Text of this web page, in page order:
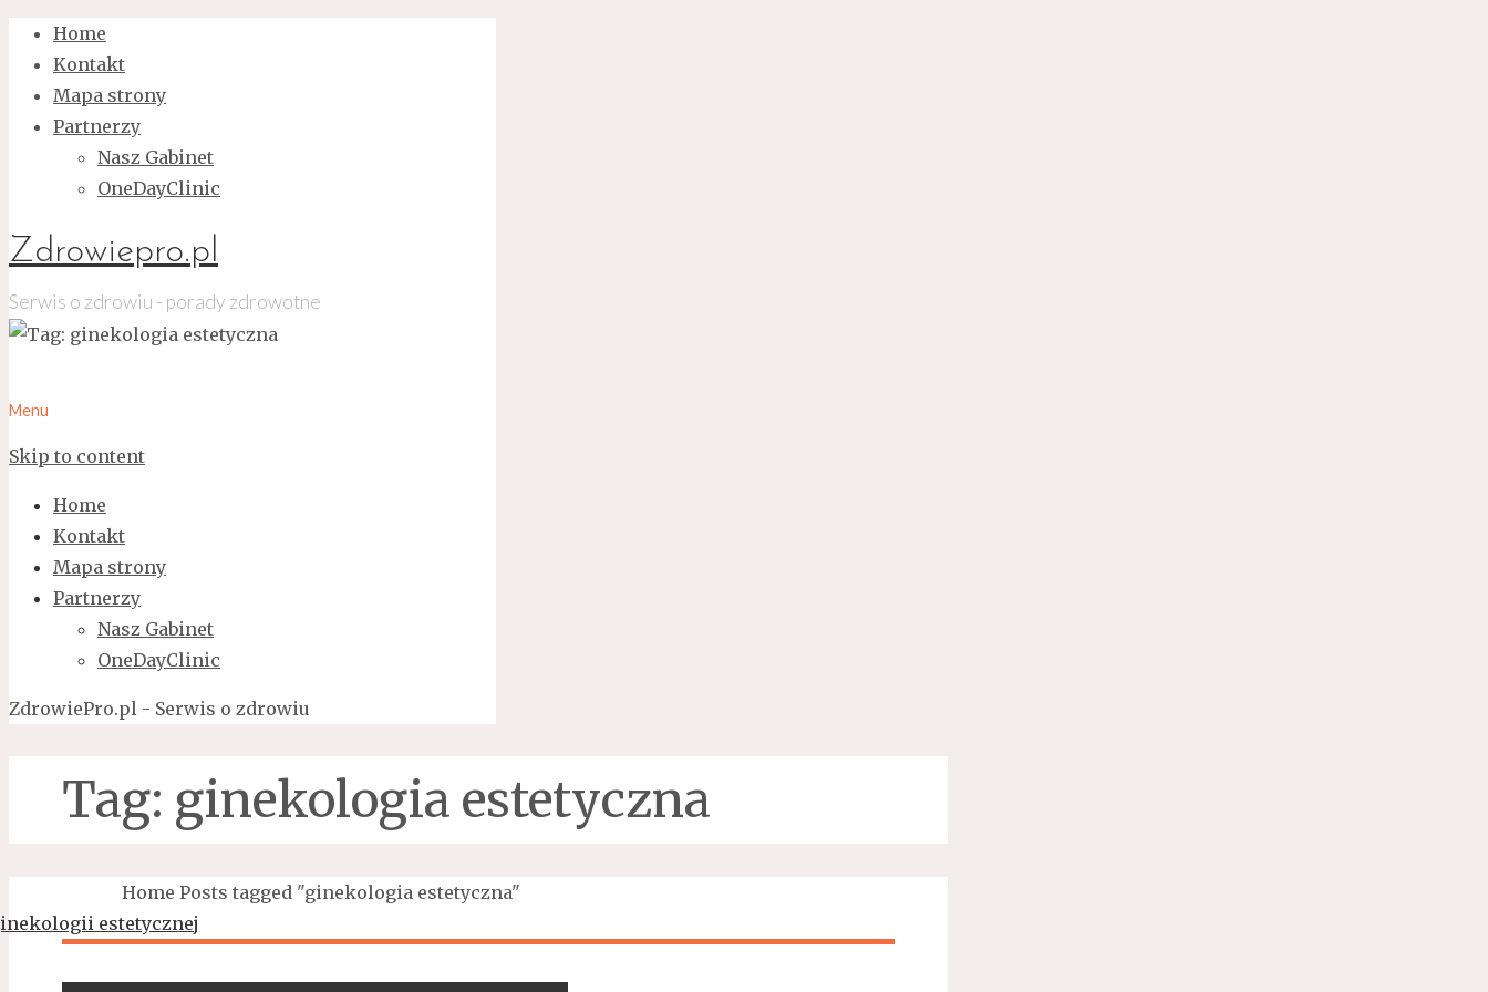
Home
Kontakt
Mapa strony
Partnerzy
Nasz Gabinet
OneDayClinic
Zdrowiepro.pl
Serwis o zdrowiu - porady zdrowotne
Menu
Skip to content
Home
Kontakt
Mapa strony
Partnerzy
Nasz Gabinet
OneDayClinic
ZdrowiePro.pl - Serwis o zdrowiu
Tag: ginekologia estetyczna
Home Posts tagged "ginekologia estetyczna"